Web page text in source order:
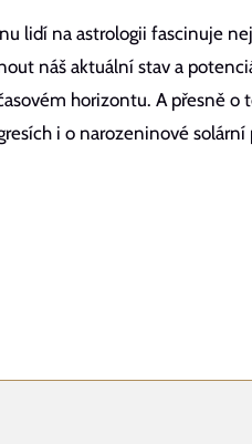
lidí na astrologii fascinuje
náš aktuální stav a
horizontu. A přesně o
i o narozeninové solární